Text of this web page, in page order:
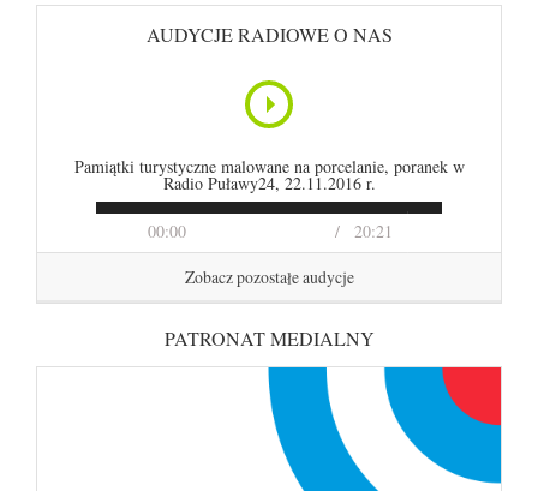
AUDYCJE RADIOWE O NAS
00:00 20:21
Pamiątki turystyczne malowane na porcelanie, poranek w
Radio Puławy24, 22.11.2016 r.
Zobacz pozostałe audycje
PATRONAT MEDIALNY